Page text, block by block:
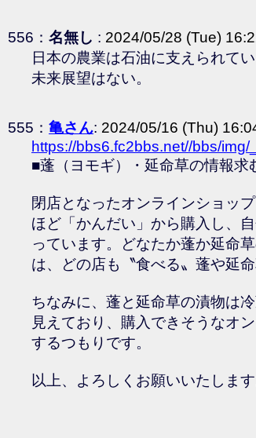
556： 名無し : 2024/05/28 (Tue)
日本の農業は石油に支えられてい
未来展望はない。
555： 亀さん: 2024/05/16 (Thu)
https://bbs6.fc2bbs.net//bbs/
■蓬（ヨモギ）・延命草の情報求
閉店となったオンラインショッ
ほど「かんだい」から購入し、
っています。どなたか蓬か延命
は、どの店も〝食べる〟蓬や延
ちなみに、蓬と延命草の漬物は
見えており、購入できそうなオ
するつもりです。
以上、よろしくお願いいたします